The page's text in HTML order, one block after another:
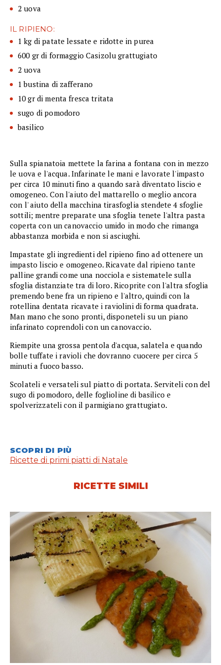
2 uova
IL RIPIENO:
1 kg di patate lessate e ridotte in purea
600 gr di formaggio Casizolu grattugiato
2 uova
1 bustina di zafferano
10 gr di menta fresca tritata
sugo di pomodoro
basilico
Sulla spianatoia mettete la farina a fontana con in mezzo
le uova e l'acqua. Infarinate le mani e lavorate l'impasto
per circa 10 minuti fino a quando sarà diventato liscio e
omogeneo. Con l'aiuto del mattarello o meglio ancora
con l' aiuto della macchina tirasfoglia stendete 4 sfoglie
sottili; mentre preparate una sfoglia tenete l'altra pasta
coperta con un canovaccio umido in modo che rimanga
abbastanza morbida e non si asciughi.
Impastate gli ingredienti del ripieno fino ad ottenere un
impasto liscio e omogeneo. Ricavate dal ripieno tante
palline grandi come una nocciola e sistematele sulla
sfoglia distanziate tra di loro. Ricoprite con l'altra sfoglia
premendo bene fra un ripieno e l'altro, quindi con la
rotellina dentata ricavate i raviolini di forma quadrata.
Man mano che sono pronti, disponeteli su un piano
infarinato coprendoli con un canovaccio.
Riempite una grossa pentola d'acqua, salatela e quando
bolle tuffate i ravioli che dovranno cuocere per circa 5
minuti a fuoco basso.
Scolateli e versateli sul piatto di portata. Serviteli con del
sugo di pomodoro, delle foglioline di basilico e
spolverizzateli con il parmigiano grattugiato.
SCOPRI DI PIÙ
Ricette di primi piatti di Natale
RICETTE SIMILI